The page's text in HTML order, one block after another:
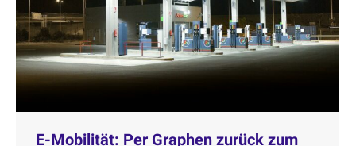
E-Mobilität: Per Graphen zurück zum